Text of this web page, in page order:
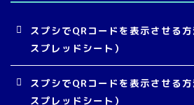
スプシでQRコードを表示させる
スプレッドシート）
スプシでQRコードを表示させる
スプレッドシート）